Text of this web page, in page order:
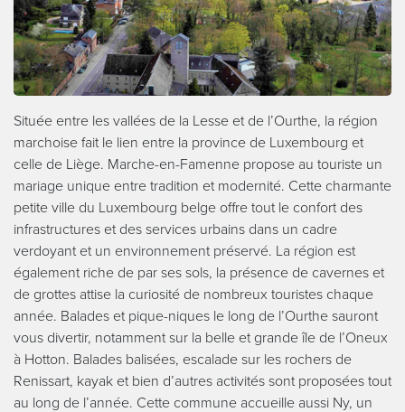
Située entre les vallées de la Lesse et de l’Ourthe, la région
marchoise fait le lien entre la province de Luxembourg et
celle de Liège. Marche-en-Famenne propose au touriste un
mariage unique entre tradition et modernité. Cette charmante
petite ville du Luxembourg belge offre tout le confort des
infrastructures et des services urbains dans un cadre
verdoyant et un environnement préservé. La région est
également riche de par ses sols, la présence de cavernes et
de grottes attise la curiosité de nombreux touristes chaque
année. Balades et pique-niques le long de l’Ourthe sauront
vous divertir, notamment sur la belle et grande île de l’Oneux
à Hotton. Balades balisées, escalade sur les rochers de
Renissart, kayak et bien d’autres activités sont proposées tout
au long de l’année. Cette commune accueille aussi Ny, un